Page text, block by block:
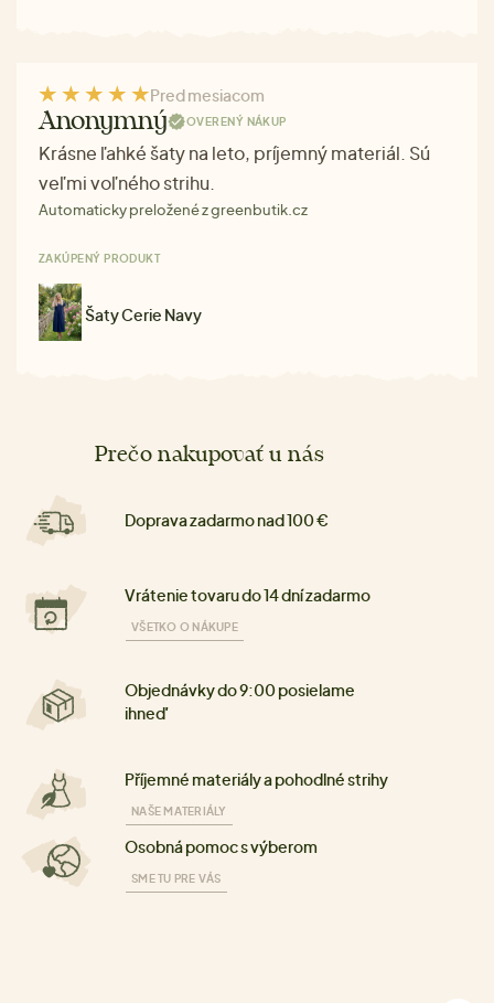
Pred mesiacom
Anonymný OVERENÝ NÁKUP
Krásne ľahké šaty na leto, príjemný materiál. Sú
veľmi voľného strihu.
Automaticky preložené z greenbutik.cz
ZAKÚPENÝ PRODUKT
Šaty Cerie Navy
Prečo nakupovať u nás
Doprava zadarmo nad 100 €
Vrátenie tovaru do 14 dní zadarmo
VŠETKO O NÁKUPE
Objednávky do 9:00 posielame
ihneď
Příjemné materiály a pohodlné strihy
NAŠE MATERIÁLY
Osobná pomoc s výberom
SME TU PRE VÁS